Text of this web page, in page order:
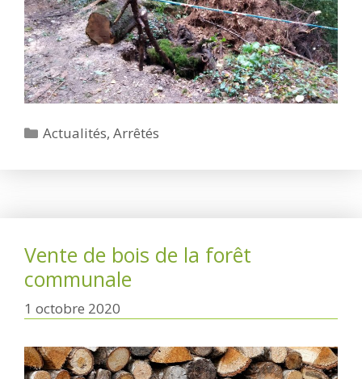
Catégories
Actualités,Arrêtés
Vente de bois de la forêt
communale
1 octobre 2020